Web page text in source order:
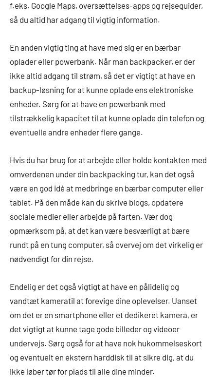
f.eks. Google Maps, oversættelses-apps og rejseguider,
så du altid har adgang til vigtig information.
En anden vigtig ting at have med sig er en bærbar
oplader eller powerbank. Når man backpacker, er der
ikke altid adgang til strøm, så det er vigtigt at have en
backup-løsning for at kunne oplade ens elektroniske
enheder. Sørg for at have en powerbank med
tilstrækkelig kapacitet til at kunne oplade din telefon og
eventuelle andre enheder flere gange.
Hvis du har brug for at arbejde eller holde kontakten med
omverdenen under din backpacking tur, kan det også
være en god idé at medbringe en bærbar computer eller
tablet. På den måde kan du skrive blogs, opdatere
sociale medier eller arbejde på farten. Vær dog
opmærksom på, at det kan være besværligt at bære
rundt på en tung computer, så overvej om det virkelig er
nødvendigt for din rejse.
Endelig er det også vigtigt at have en pålidelig og
vandtæt kameratil at forevige dine oplevelser. Uanset
om det er en smartphone eller et dedikeret kamera, er
det vigtigt at kunne tage gode billeder og videoer
undervejs. Sørg også for at have nok hukommelseskort
og eventuelt en ekstern harddisk til at sikre dig, at du
ikke løber tør for plads til alle dine minder.